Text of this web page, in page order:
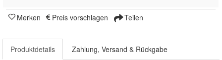
Merken Preis vorschlagen Teilen
Produktdetails Zahlung, Versand & Rückgabe